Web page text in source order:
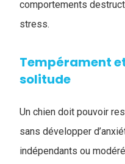
comportements
stress.
Tempérament
solitude
Un chien doit pouvoir
sans développer
indépendants ou